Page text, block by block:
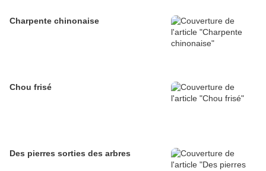
Charpente chinonaise
Chou frisé
Des pierres sorties des arbres